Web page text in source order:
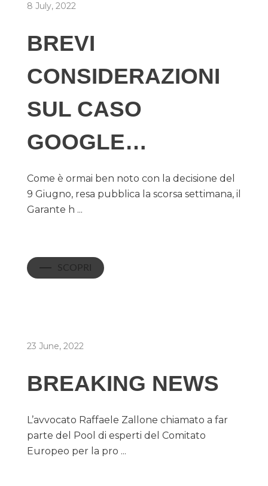
8 July, 2022
BREVI
CONSIDERAZIONI
SUL CASO
GOOGLE…
Come è ormai ben noto con la decisione del
9 Giugno, resa pubblica la scorsa settimana, il
Garante h ...
SCOPRI
23 June, 2022
BREAKING NEWS
L’avvocato Raffaele Zallone chiamato a far
parte del Pool di esperti del Comitato
Europeo per la pro ...